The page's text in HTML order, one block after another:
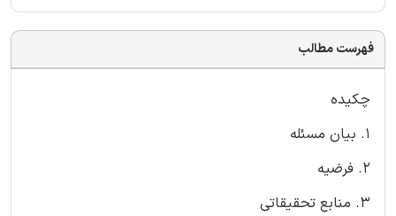
فهرست مطالب
چکیده
1. بیان مسئله
2. فرضیه
3. منابع تحقیقاتی